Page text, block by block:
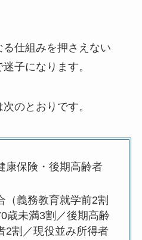
仕組みを押さえない
子になります。
のとおりです。
康保険・後期高齢者
（義務教育就学前2割
歳未満3割／後期高齢
2割／現役並み所得者